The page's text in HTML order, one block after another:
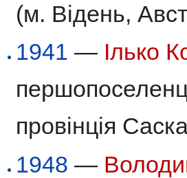
(м. Відень,
1941 — Ілько
провінція
1948 —